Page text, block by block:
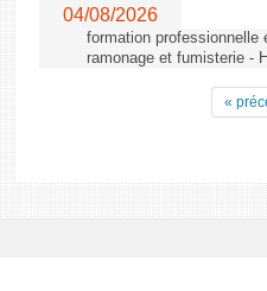
04/08/2026
formation professionnelle
ramonage et fumisterie -
«